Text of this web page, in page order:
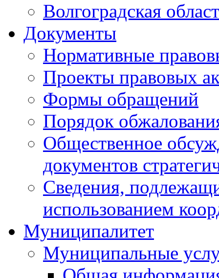
Волгоградская
Документы
Нормативные
Проекты правовых
Формы обращений
Порядок
Общественное
документов
Сведения,
использованием
Муниципалитет
Муниципальные